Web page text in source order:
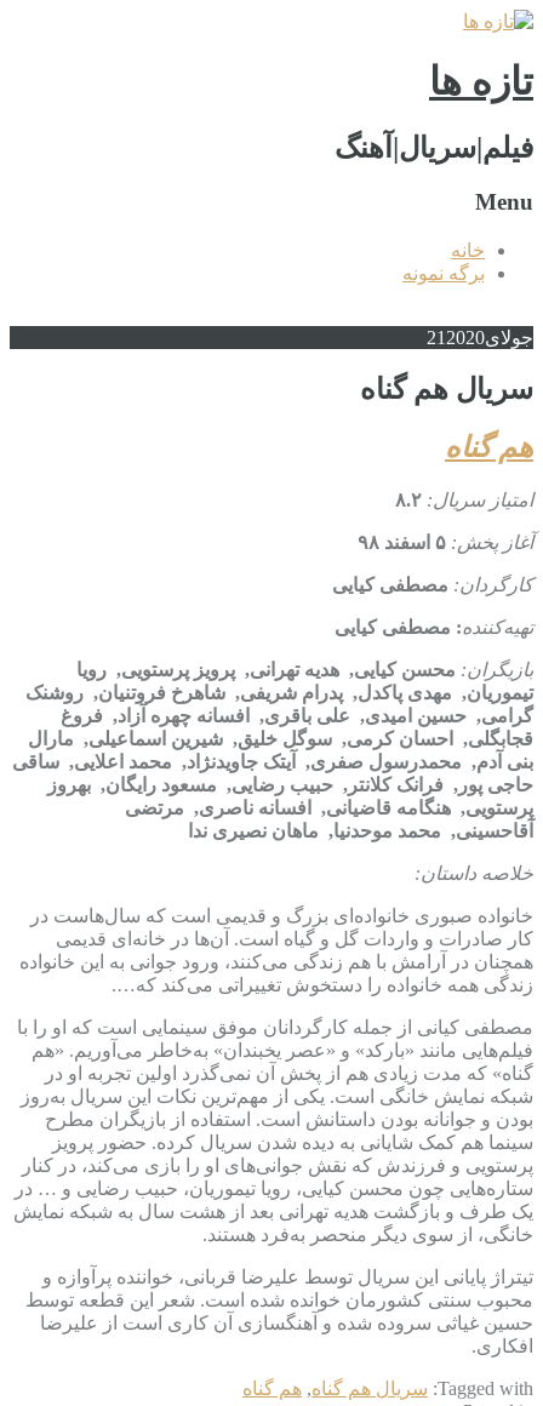
تازه ها
فیلم|سریال|آهنگ
Menu
خانه
برگه نمونه
جولای 21 2020
سریال هم گناه
هم گناه
امتیاز سریال: ۸.۲
آغاز پخش: ۵ اسفند ۹۸
کارگردان: مصطفی کیایی
تهیه‌کننده: مصطفی کیایی
بازیگران: محسن کیایی, هدیه تهرانی, پرویز پرستویی, رویا
تیموریان, مهدی پاکدل, پدرام شریفی, شاهرخ فروتنیان, روشنک
گرامی, حسین امیدی, علی باقری, افسانه چهره آزاد, فروغ
قجابگلی, احسان کرمی, سوگل خلیق, شیرین اسماعیلی, مارال
بنی آدم, محمدرسول صفری, آیتک جاویدنژاد, محمد اعلایی, ساقی
حاجی پور, فرانک کلانتر, حبیب رضایی, مسعود رایگان, بهروز
پرستویی, هنگامه قاضیانی, افسانه ناصری, مرتضی
آقاحسینی, محمد موحدنیا, ماهان نصیری ندا
خلاصه داستان:
خانواده صبوری خانواده‌ای بزرگ و قدیمی است که سال‌هاست در
کار صادرات و واردات گل و گیاه است. آن‌ها در خانه‌ای قدیمی
همچنان در آرامش با هم زندگی می‌کنند، ورود جوانی به این خانواده
زندگی همه خانواده را دستخوش تغییراتی می‌کند که….
مصطفی کیانی از جمله کارگردانان موفق سینمایی است که او را با
فیلم‌هایی مانند «بارکد» و «عصر یخبندان» به‌خاطر می‌آوریم. «هم
گناه» که مدت زیادی هم از پخش آن نمی‌گذرد اولین تجربه او در
شبکه نمایش خانگی است. یکی از مهم‌ترین نکات این سریال به‌روز
بودن و جوانانه بودن داستانش است. استفاده از بازیگران مطرح
سینما هم کمک شایانی به دیده شدن سریال کرده. حضور پرویز
پرستویی و فرزندش که نقش جوانی‌های او را بازی می‌کند، در کنار
ستاره‌هایی چون محسن کیایی، رویا تیموریان، حبیب رضایی و … در
یک طرف و بازگشت هدیه تهرانی بعد از هشت سال به شبکه نمایش
خانگی، از سوی دیگر منحصر به‌فرد هستند.
تیتراژ پایانی این سریال توسط علیرضا قربانی، خواننده پرآوازه و
محبوب سنتی کشورمان خوانده شده است. شعر این قطعه توسط
حسین غیاثی سروده شده و آهنگسازی آن کاری است از علیرضا
افکاری.
Tagged with: سریال هم گناه, هم گناه